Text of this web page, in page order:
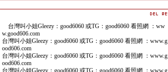
台灣叫小姐Gleezy：good6060 或TG：good6060 看照網 ：ww
w.good606.com
台灣叫小姐Gleezy：good6060 或TG：good6060 看照網 ：www.g
ood606.com
台灣叫小姐Gleezy：good6060 或TG：good6060 看照網 ：www.g
ood606.com
台灣叫小姐Gleezy：good6060 或TG：good6060 看照網 ：www.g